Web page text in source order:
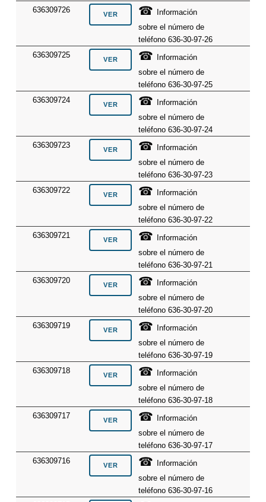
636309726
☎
Información
sobre el número de
teléfono 636-30-97-26
636309725
☎
Información
sobre el número de
teléfono 636-30-97-25
636309724
☎
Información
sobre el número de
teléfono 636-30-97-24
636309723
☎
Información
sobre el número de
teléfono 636-30-97-23
636309722
☎
Información
sobre el número de
teléfono 636-30-97-22
636309721
☎
Información
sobre el número de
teléfono 636-30-97-21
636309720
☎
Información
sobre el número de
teléfono 636-30-97-20
636309719
☎
Información
sobre el número de
teléfono 636-30-97-19
636309718
☎
Información
sobre el número de
teléfono 636-30-97-18
636309717
☎
Información
sobre el número de
teléfono 636-30-97-17
636309716
☎
Información
sobre el número de
teléfono 636-30-97-16